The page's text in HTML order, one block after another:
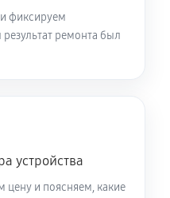
фиксируем
ремонта был
устройства
цену и поясняем, какие